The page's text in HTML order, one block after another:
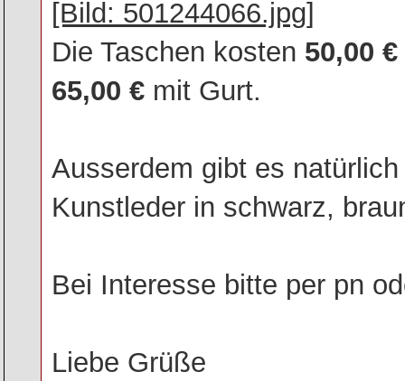
[Bild: 501244066.jpg]
Die Taschen kosten 50,00 €
65,00 € mit Gurt.
Ausserdem gibt es
Kunstleder in schwarz,
Bei Interesse bitte per pn
Liebe Grüße